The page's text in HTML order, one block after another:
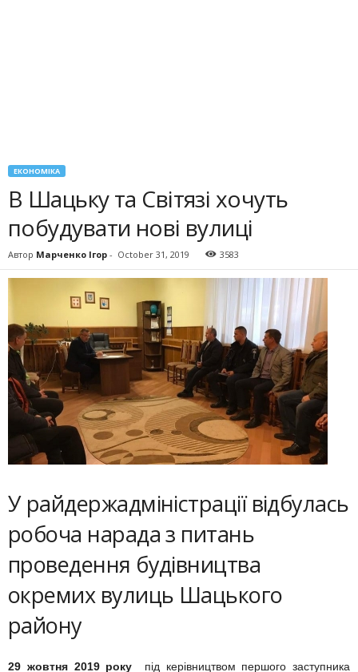
ЕКОНОМІКА
В Шацьку та Світязі хочуть
побудувати нові вулиці
Автор Марченко Ігор - October 31, 2019 3583
У райдержадміністрації відбулась
робоча нарада з питань
проведення будівництва
окремих вулиць Шацького
району
29 жовтня 2019 року під керівництвом першого заступника